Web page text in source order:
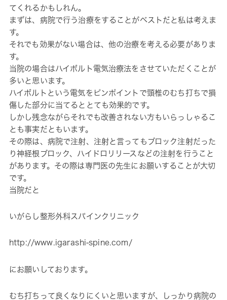
てくれるかもしれん。
まずは、病院で行う治療をすることがベストだと私は考えま
す。
それでも効果がない場合は、他の治療を考える必要がありま
す。
当院の場合はハイボルト電気治療法をさせていただくことが
多いと思います。
ハイボルトという電気をピンポイントで頸椎のむち打ちで損
傷した部分に当てるととても効果的です。
しかし残念ながらそれでも改善されない方もいらっしゃるこ
とも事実だともいます。
その際は、病院で注射、注射と言ってもブロック注射だった
り神経根ブロック、ハイドロリリースなどの注射を行うこと
があります。その際は専門医の先生にお願いすることが大切
です。
当院だと
いがらし整形外科スパインクリニック
http://www.igarashi-spine.com/
にお願いしております。
むち打ちって良くなりにくいと思いますが、しっかり病院の